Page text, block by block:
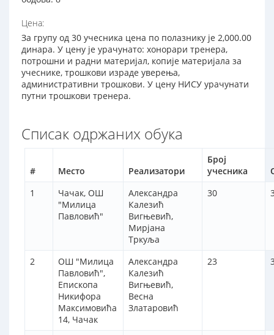
Цена:
За групу од 30 учесника цена по полазнику је 2,000.00
динара. У цену је урачунато: хонорари тренера,
потрошни и радни материјал, копије материјала за
учеснике, трошкови израде уверења,
административни трошкови. У цену НИСУ урачунати
путни трошкови тренера.
Списак одржаних обука
# Место Реализатори
Број
учесника
1
Чачак, ОШ
"Милица
Павловић"
Александра
Калезић
Вигњевић,
Мирјана
Тркуља
30
2
ОШ "Милица
Павловић",
Епископа
Никифора
Максимовића
14, Чачак
Александра
Калезић
Вигњевић,
Весна
Златаровић
23